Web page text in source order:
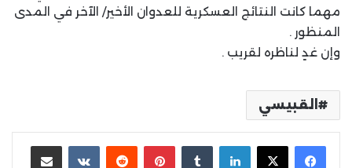
مهما كانت النتائج العسكرية للعدوان الأخير/ الآخر في المدى
المنظور .
وإن غدٍ لناظره لقريب .
القبيسي
لينكدإن بينتيريست مشاركة عبر البريد